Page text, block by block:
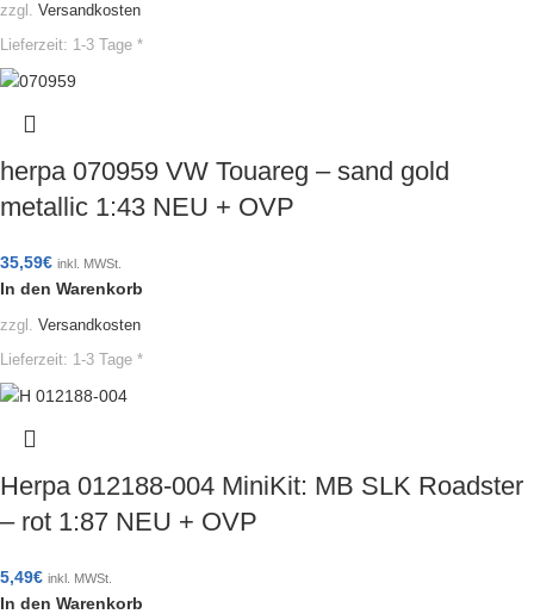
zzgl. Versandkosten
Lieferzeit: 1-3 Tage *
herpa 070959 VW Touareg – sand gold
metallic 1:43 NEU + OVP
35,59€ inkl. MWSt.
In den Warenkorb
zzgl. Versandkosten
Lieferzeit: 1-3 Tage *
Herpa 012188-004 MiniKit: MB SLK Roadster
– rot 1:87 NEU + OVP
5,49€ inkl. MWSt.
In den Warenkorb